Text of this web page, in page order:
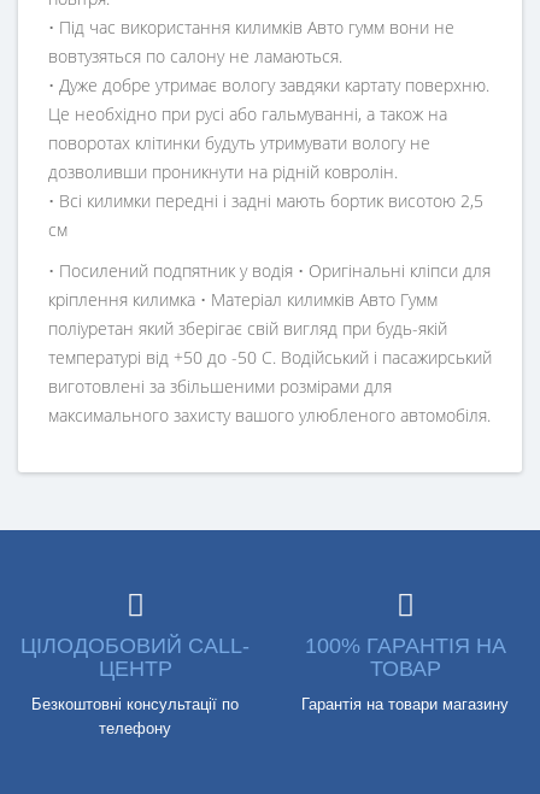
• Під час використання килимків Авто гумм вони не
вовтузяться по салону не ламаються.
• Дуже добре утримає вологу завдяки картату поверхню.
Це необхідно при русі або гальмуванні, а також на
поворотах клітинки будуть утримувати вологу не
дозволивши проникнути на рідній ковролін.
• Всі килимки передні і задні мають бортик висотою 2,5
см
• Посилений подпятник у водія • Оригінальні кліпси для
кріплення килимка • Матеріал килимків Авто Гумм
поліуретан який зберігає свій вигляд при будь-якій
температурі від +50 до -50 С. Водійський і пасажирський
виготовлені за збільшеними розмірами для
максимального захисту вашого улюбленого автомобіля.
ЦІЛОДОБОВИЙ CALL-
ЦЕНТР
Безкоштовні консультації по
телефону
100% ГАРАНТІЯ НА
ТОВАР
Гарантія на товари магазину